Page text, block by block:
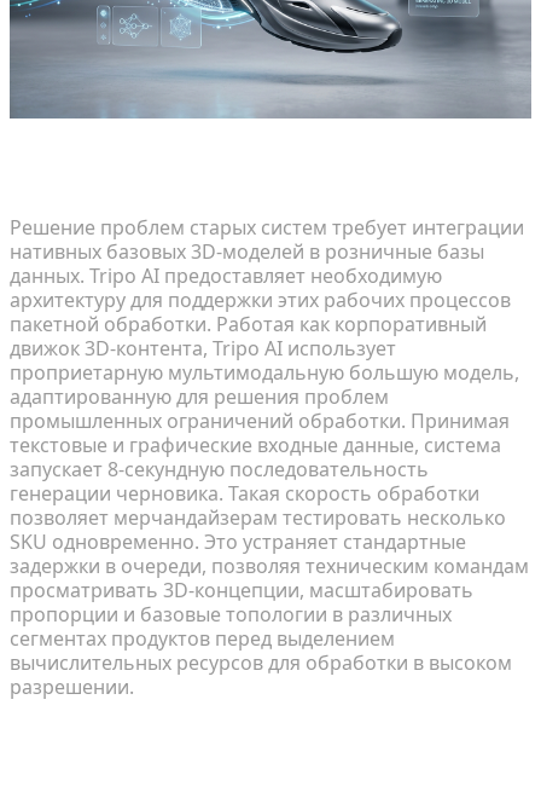
Решение проблем старых систем требует интеграции
нативных базовых 3D-моделей в розничные базы
данных. Tripo AI предоставляет необходимую
архитектуру для поддержки этих рабочих процессов
пакетной обработки. Работая как корпоративный
движок 3D-контента, Tripo AI использует
проприетарную мультимодальную большую модель,
адаптированную для решения проблем
промышленных ограничений обработки. Принимая
текстовые и графические входные данные, система
запускает 8-секундную последовательность
генерации черновика. Такая скорость обработки
позволяет мерчандайзерам тестировать несколько
SKU одновременно. Это устраняет стандартные
задержки в очереди, позволяя техническим командам
просматривать 3D-концепции, масштабировать
пропорции и базовые топологии в различных
сегментах продуктов перед выделением
вычислительных ресурсов для обработки в высоком
разрешении.